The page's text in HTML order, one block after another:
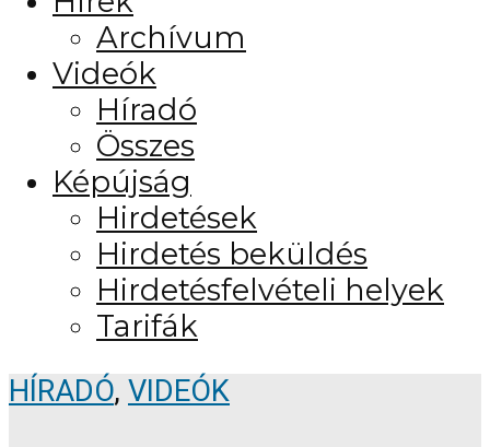
Archívum
Videók
Híradó
Összes
Képújság
Hirdetések
Hirdetés beküldés
Hirdetésfelvételi helyek
Tarifák
HÍRADÓ, VIDEÓK